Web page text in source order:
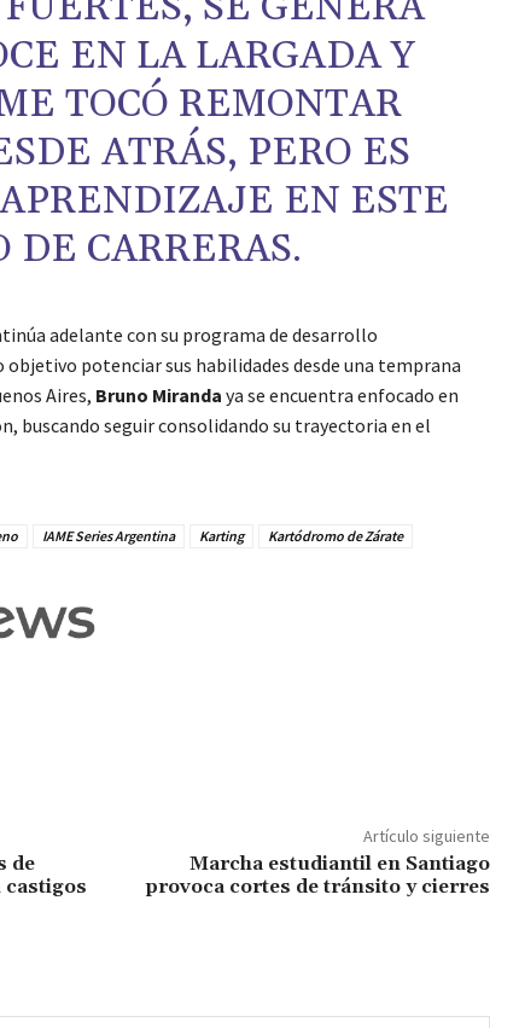
EN LA LARGADA Y
TOCÓ REMONTAR
ATRÁS, PERO ES
EN ESTE
DE CARRERAS.
adelante con su programa de desarrollo
potenciar sus habilidades desde una temprana
Aires, Bruno Miranda ya se encuentra enfocado en
buscando seguir consolidando su trayectoria en el
IAME Series Argentina Karting Kartódromo de Zárate
de
castigos
Artículo siguiente
Marcha estudiantil en Santiago
provoca cortes de tránsito y cierres